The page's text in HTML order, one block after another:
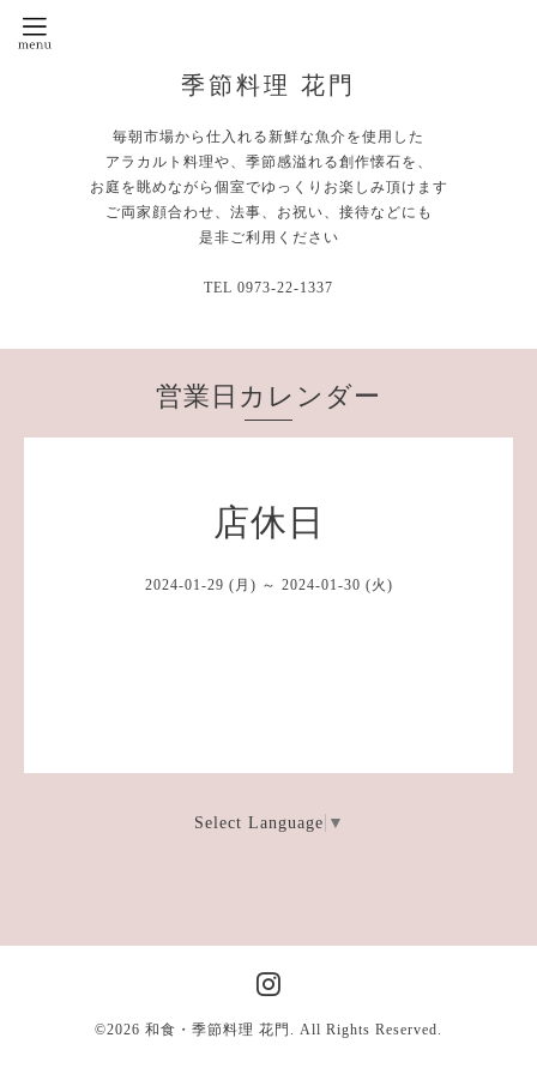
季節料理 花門
毎朝市場から仕入れる新鮮な魚介を使用した
アラカルト料理や、季節感溢れる創作懐石を、
お庭を眺めながら個室でゆっくりお楽しみ頂けます
ご両家顔合わせ、法事、お祝い、接待などにも
是非ご利用ください
TEL 0973-22-1337
営業日カレンダー
店休日
2024-01-29 (月) ～ 2024-01-30 (火)
Select Language ▼
©2026 和食・季節料理 花門 . All Rights Reserved.